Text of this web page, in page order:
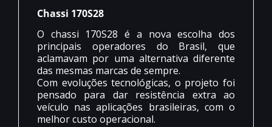
Chassi 170S28
O chassi 170S28 é a nova escolha dos
principais operadores do Brasil, que
aclamavam por uma alternativa diferente
das mesmas marcas de sempre.
Com evoluções tecnológicas, o projeto foi
pensado para dar resistência extra ao
veículo nas aplicações brasileiras, com o
melhor custo operacional.